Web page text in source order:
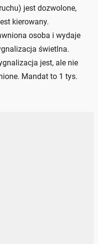
jest dozwolone,
kierowany.
osoba i wydaje
świetlna.
jest, ale nie
Mandat to 1 tys.